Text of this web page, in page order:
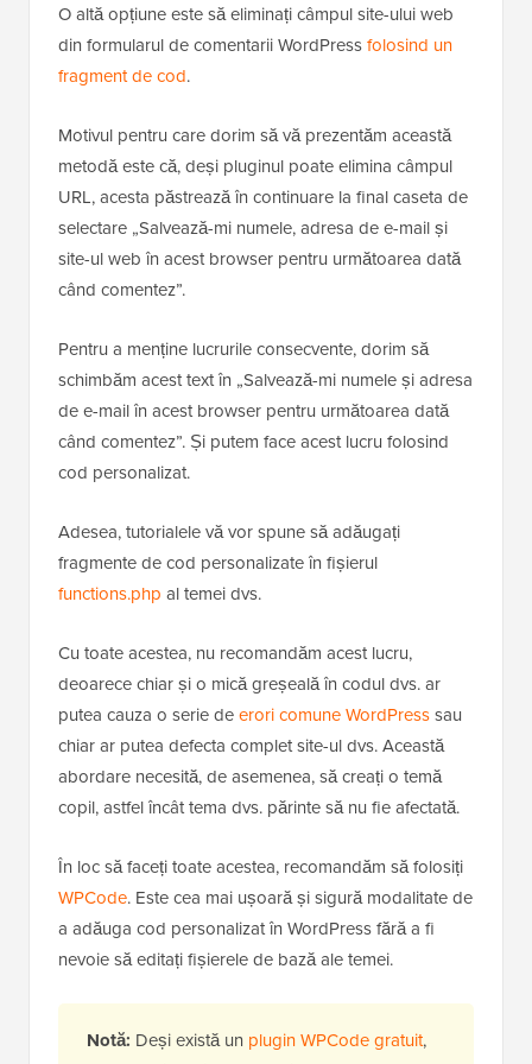
O altă opțiune este să eliminați câmpul site-ului web
din formularul de comentarii WordPressfolosind un
fragment de cod.
Motivul pentru care dorim să vă prezentăm această
metodă este că, deși pluginul poate elimina câmpul
URL, acesta păstrează în continuare la final caseta de
selectare „Salvează-mi numele, adresa de e-mail și
site-ul web în acest browser pentru următoarea dată
când comentez”.
Pentru a menține lucrurile consecvente, dorim să
schimbăm acest text în „Salvează-mi numele și adresa
de e-mail în acest browser pentru următoarea dată
când comentez”. Și putem face acest lucru folosind
cod personalizat.
Adesea, tutorialele vă vor spune să adăugați
fragmente de cod personalizate în fișierul
functions.php al temei dvs.
Cu toate acestea, nu recomandăm acest lucru,
deoarece chiar și o mică greșeală în codul dvs. ar
putea cauza o serie deerori comune WordPresssau
chiar ar putea defecta complet site-ul dvs. Această
abordare necesită, de asemenea, să creați o temă
copil, astfel încât tema dvs. părinte să nu fie afectată.
În loc să faceți toate acestea, recomandăm să folosiți
WPCode. Este cea mai ușoară și sigură modalitate de
a adăuga cod personalizat în WordPress fără a fi
nevoie să editați fișierele de bază ale temei.
Notă: Deși există un plugin WPCode gratuit,